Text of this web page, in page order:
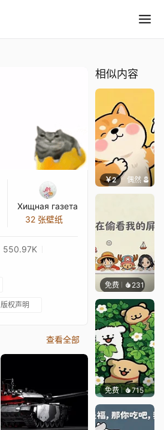
Хищная газета
32 张壁纸
550.97K
版权声明
查看全部
相似内容
￥2 偶然
免费 231渔小小
免费 715渔小小